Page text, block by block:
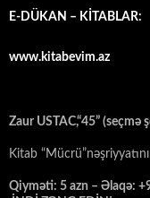
E-DÜKAN – KİTABLAR:
www.kitabevim.az
Zaur USTAC,“45” (seçmə
Kitab
Qiyməti: 5 azn – Əlaqə: